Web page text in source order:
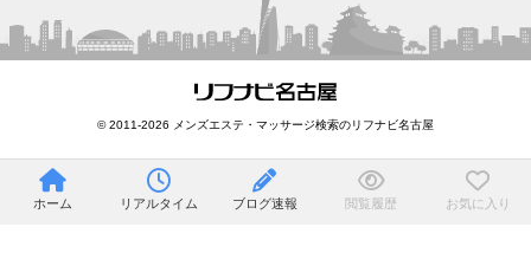
© 2011-2026 メンズエステ・マッサージ検索のリフナビ名古屋
ホーム リアルタイム ブログ速報 閲覧履歴 お気に入り